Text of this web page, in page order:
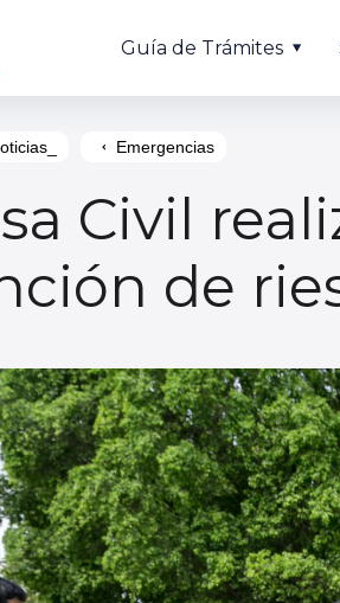
Guía de Trámites
Emergencias
Civil
de